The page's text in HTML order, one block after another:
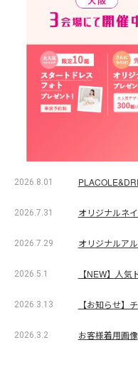
2026.8.01
2026.7.31 オリジナルネ
2026.7.29 オリジナルア
2026.5.1 【NEW】人
2026.3.13 【お知らせ】
2026.3.2 お客様着用画像